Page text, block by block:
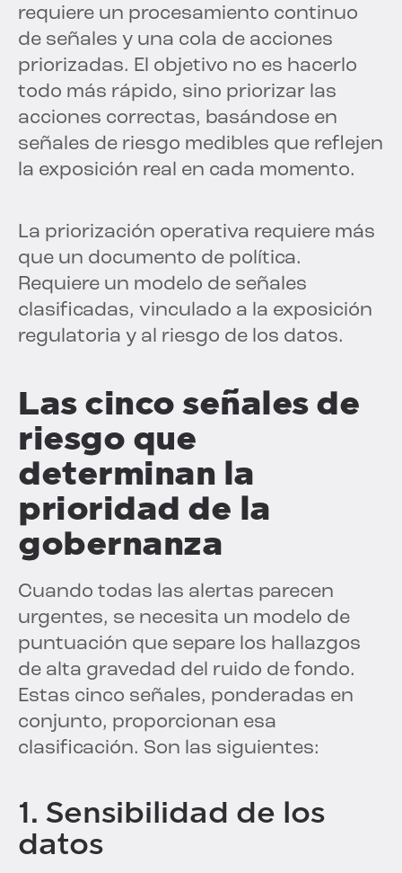
requiere un procesamiento continuo
de señales y una cola de acciones
priorizadas. El objetivo no es hacerlo
todo más rápido, sino priorizar las
acciones correctas, basándose en
señales de riesgo medibles que reflejen
la exposición real en cada momento.
La priorización operativa requiere más
que un documento de política.
Requiere un modelo de señales
clasificadas, vinculado a la exposición
regulatoria y al riesgo de los datos.
Las cinco señales de
riesgo que
determinan la
prioridad de la
gobernanza
Cuando todas las alertas parecen
urgentes, se necesita un modelo de
puntuación que separe los hallazgos
de alta gravedad del ruido de fondo.
Estas cinco señales, ponderadas en
conjunto, proporcionan esa
clasificación. Son las siguientes:
1. Sensibilidad de los
datos